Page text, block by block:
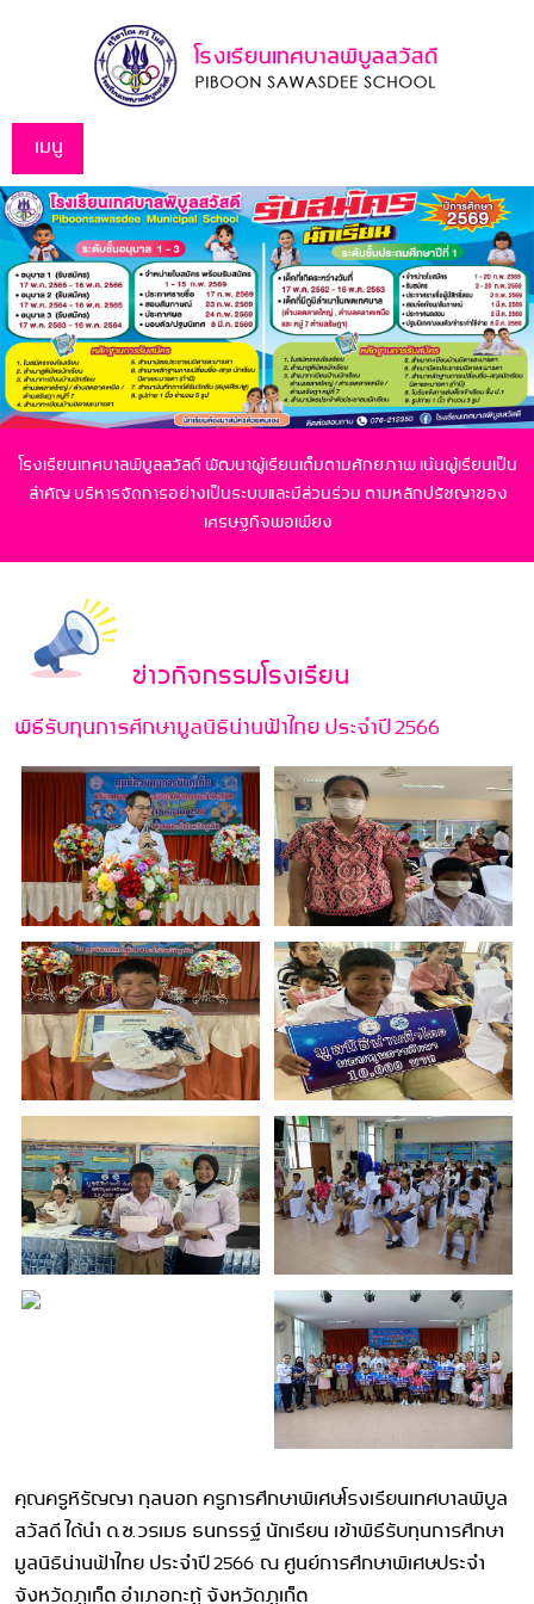
เมนู
โรงเรียนเทศบาลพิบูลสวัสดี พัฒนาผู้เรียนเต็มตามศักยภาพ เน้นผู้เรียนเป็น
สำคัญบริหารจัดการอย่างเป็นระบบและมีส่วนร่วม ตามหลักปรัชญาของ
เศรษฐกิจพอเพียง
ข่าวกิจกรรมโรงเรียน
พิธีรับทุนการศึกษามูลนิธิน่านฟ้าไทย ประจำปี 2566
คุณครูหิรัญญา กุลนอก ครูการศึกษาพิเศษโรงเรียนเทศบาลพิบูล
สวัสดี ได้นำ ด.ช.วรเมธ ธนกรรฐ์ นักเรียน เข้าพิธีรับทุนการศึกษา
มูลนิธิน่านฟ้าไทย ประจำปี 2566 ณ ศูนย์การศึกษาพิเศษประจำ
จังหวัดภูเก็ต อำเภอกะทู้ จังหวัดภูเก็ต